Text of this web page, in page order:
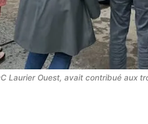
Laurier Ouest, avait contribué aux